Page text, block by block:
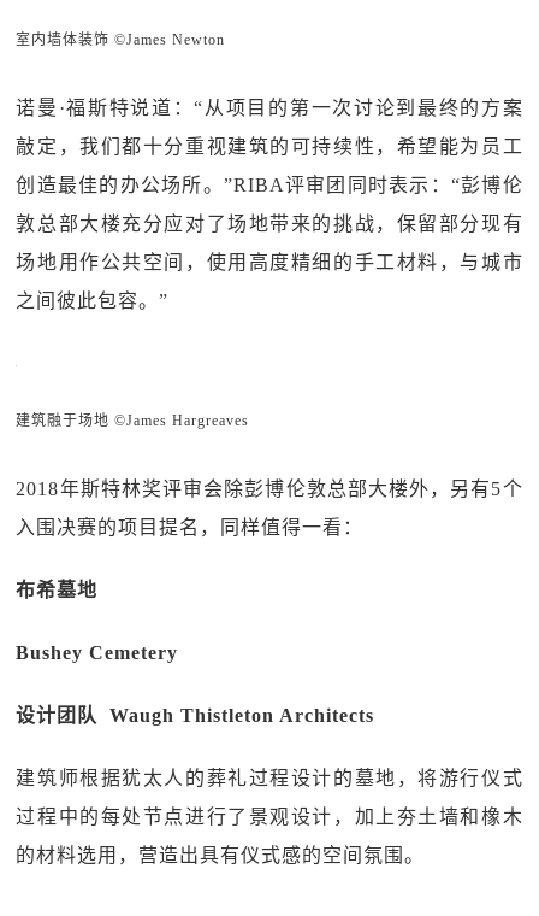
室内墙体装饰 ©James Newton
诺曼·福斯特说道：“从项目的第一次讨论到最终的方案
敲定，我们都十分重视建筑的可持续性，希望能为员工
创造最佳的办公场所。”RIBA评审团同时表示：“彭博伦
敦总部大楼充分应对了场地带来的挑战，保留部分现有
场地用作公共空间，使用高度精细的手工材料，与城市
之间彼此包容。”
建筑融于场地 ©James Hargreaves
2018年斯特林奖评审会除彭博伦敦总部大楼外，另有5个
入围决赛的项目提名，同样值得一看：
布希墓地
Bushey Cemetery
设计团队 Waugh Thistleton Architects
建筑师根据犹太人的葬礼过程设计的墓地，将游行仪式
过程中的每处节点进行了景观设计，加上夯土墙和橡木
的材料选用，营造出具有仪式感的空间氛围。